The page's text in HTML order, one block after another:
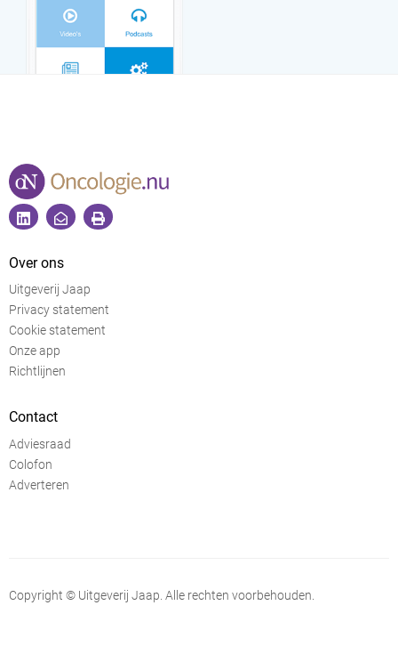
Over ons
Uitgeverij Jaap
Privacy statement
Cookie statement
Onze app
Richtlijnen
Contact
Adviesraad
Colofon
Adverteren
Copyright © Uitgeverij Jaap. Alle rechten voorbehouden.